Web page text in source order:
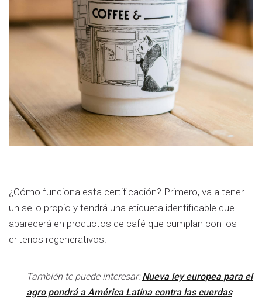
¿Cómo funciona esta certificación? Primero, va a tener
un sello propio y tendrá una etiqueta identificable que
aparecerá en productos de café que cumplan con los
criterios regenerativos.
También te puede interesar: Nueva ley europea para el
agro pondrá a América Latina contra las cuerdas